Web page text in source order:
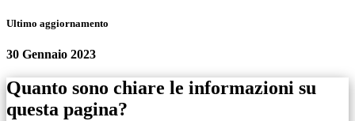
Ultimo aggiornamento
30 Gennaio 2023
Quanto sono chiare le informazioni su
questa pagina?